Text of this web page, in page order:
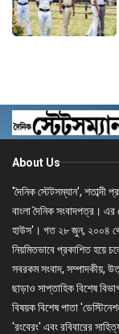
About Us
'দৈনিক স্টেটসম্যান', শতাব্দী
বাংলা দৈনিক সংবাদপত্র। এর
হাউস'। গত ২৮ জুন, ২০০৪
নিয়মিতভাবে প্রকাশিত হয়ে
সবরকম সংবাদ, সম্পাদকীয়,
ছাড়াও সাপ্তাহিক বিশেষ
বিষয়ক বিশেষ পাতা
'রংবেরং' এবং রবিবারের